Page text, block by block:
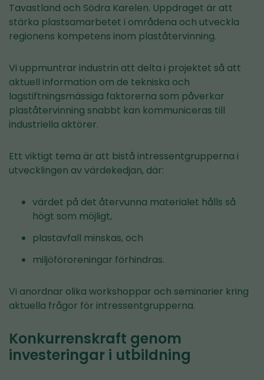
Tavastland och Södra Karelen. Uppdraget är att
stärka plastsamarbetet i områdena och utveckla
regionens kompetens inom plaståtervinning.
Vi uppmuntrar industrin att delta i projektet så att
aktuell information om de tekniska och
lagstiftningsmässiga faktorerna som påverkar
plaståtervinning snabbt kan kommuniceras till
industriella aktörer.
Ett viktigt tema är att bistå intressentgrupperna i
utvecklingen av värdekedjan, där:
värdet på det återvunna materialet hålls så
högt som möjligt,
plastavfall minskas, och
miljöföroreningar förhindras.
Vi anordnar olika workshoppar och seminarier kring
aktuella frågor för intressentgrupperna.
Konkurrenskraft genom
investeringar i utbildning